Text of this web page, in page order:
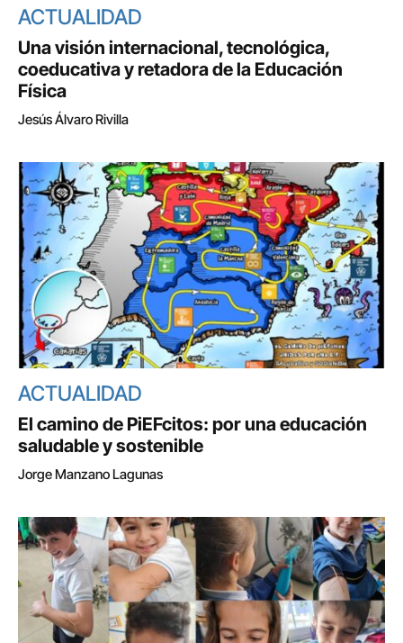
ACTUALIDAD
Una visión internacional, tecnológica,
coeducativa y retadora de la Educación
Física
Jesús Álvaro Rivilla
ACTUALIDAD
El camino de PiEFcitos: por una educación
saludable y sostenible
Jorge Manzano Lagunas